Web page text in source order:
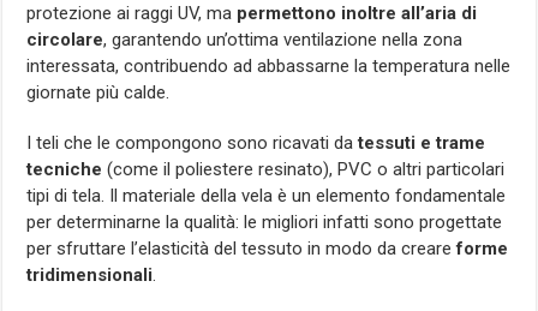
protezione ai raggi UV, ma permettono inoltre all’aria di
circolare, garantendo un’ottima ventilazione nella zona
interessata, contribuendo ad abbassarne la temperatura nelle
giornate più calde.
I teli che le compongono sono ricavati datessuti e trame
tecniche (come il poliestere resinato), PVC o altri particolari
tipi di tela. Il materiale della vela è un elemento fondamentale
per determinarne la qualità: le migliori infatti sono progettate
per sfruttare l’elasticità del tessuto in modo da creareforme
tridimensionali.